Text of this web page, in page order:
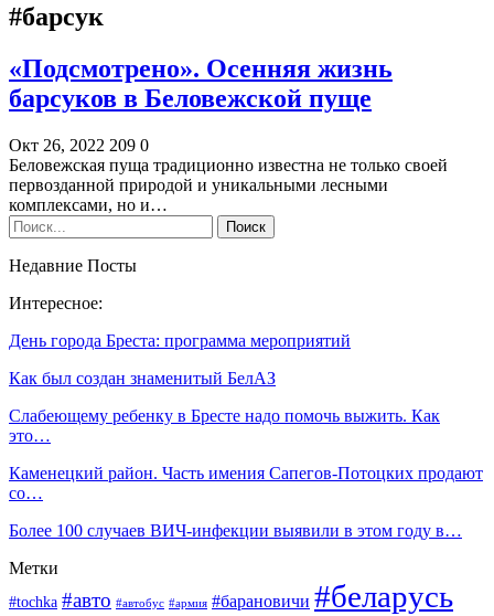
#барсук
«Подсмотрено». Осенняя жизнь
барсуков в Беловежской пуще
Окт 26, 2022 209 0
Беловежская пуща традиционно известна не только своей
первозданной природой и уникальными лесными
комплексами, но и…
Недавние Посты
Интересное:
День города Бреста: программа мероприятий
Как был создан знаменитый БелАЗ
Слабеющему ребенку в Бресте надо помочь выжить. Как
это…
Каменецкий район. Часть имения Сапегов-Потоцких продают
со…
Более 100 случаев ВИЧ-инфекции выявили в этом году в…
Метки
#tochka #авто #автобус #армия #барановичи #беларусь